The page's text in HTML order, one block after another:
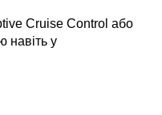
Cruise Control або
навіть у